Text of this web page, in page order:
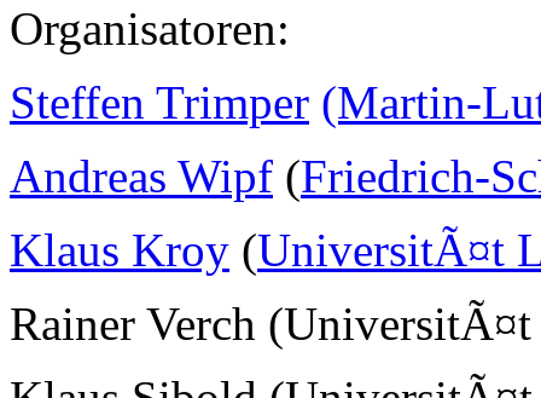
Organisatoren:
Steffen Trimper (Martin-
Andreas Wipf (Friedrich-
Klaus Kroy (UniversitÃ¤t
Rainer Verch